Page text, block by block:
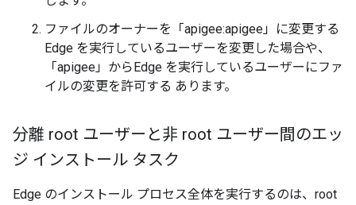
ファイルのオーナーを「apigee:apigee」に変更する
Edge を実行しているユーザーを変更した場合や、
「apigee」からEdge を実行しているユーザーにファ
イルの変更を許可する あります。
分離 root ユーザーと非 root ユーザー間のエッ
ジ インストール タスク
Edge のインストール プロセス全体を実行するのは、root